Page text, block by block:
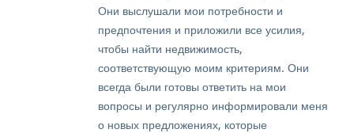
Они выслушали мои потребности и
предпочтения и приложили все усилия,
чтобы найти недвижимость,
соответствующую моим критериям. Они
всегда были готовы ответить на мои
вопросы и регулярно информировали меня
о новых предложениях, которые